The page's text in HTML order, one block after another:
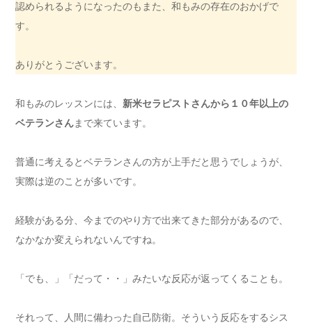
認められるようになったのもまた、和もみの存在のおかげで
す。
ありがとうございます。
和もみのレッスンには、 新米セラピストさんから１０年以上の
ベテランさんまで来ています。
普通に考えるとベテランさんの方が上手だと思うでしょうが、
実際は逆のことが多いです。
経験がある分、今までのやり方で出来てきた部分があるので、
なかなか変えられないんですね。
「でも、」「だって・・」みたいな反応が返ってくることも。
それって、人間に備わった自己防衛。そういう反応をするシス